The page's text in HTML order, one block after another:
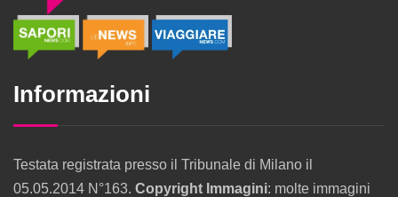
Informazioni
Testata registrata presso il Tribunale di Milano il
05.05.2014 N°163. Copyright Immagini: molte immagini